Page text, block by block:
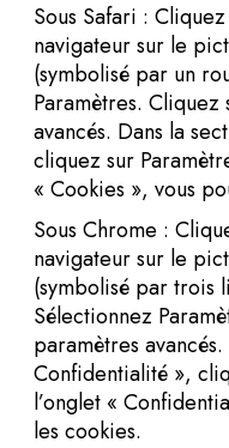
Sous Safari :
navigateur sur le
(symbolisé par un
Paramètres.
avancés. Dans la
cliquez sur
« Cookies », vous
Sous Chrome :
navigateur sur le
(symbolisé par trois
Sélectionnez
paramètres
Confidentialité »,
l’onglet «
les cookies.